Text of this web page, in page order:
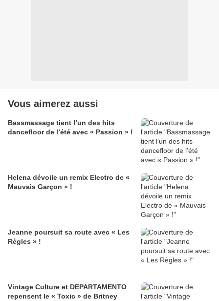
Vous aimerez aussi
Bassmassage tient l’un des hits
dancefloor de l’été avec « Passion » !
Helena dévoile un remix Electro de «
Mauvais Garçon » !
Jeanne poursuit sa route avec « Les
Règles » !
Vintage Culture et DEPARTAMENTO
repensent le « Toxic » de Britney